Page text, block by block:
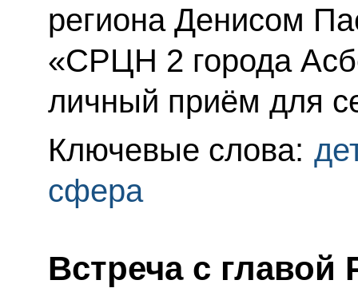
региона Денисом
«СРЦН 2 города
личный приём для
Ключевые слова:
сфера
Встреча с главой